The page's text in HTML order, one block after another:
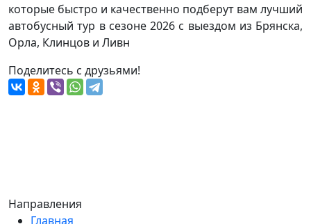
которые быстро и качественно подберут вам лучший
автобусный тур в сезоне 2026 с выездом из Брянска,
Орла, Клинцов и Ливн
Поделитесь с друзьями!
Направления
Главная